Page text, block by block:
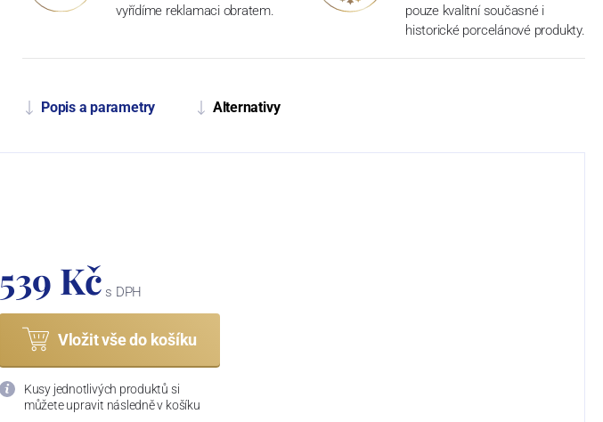
vyřídíme reklamaci obratem.
pouze kvalitní současné i
historické porcelánové produkty.
Popis a parametry Alternativy
539 Kč s DPH
Vložit vše do košíku
Kusy jednotlivých produktů si
můžete upravit následně v košíku